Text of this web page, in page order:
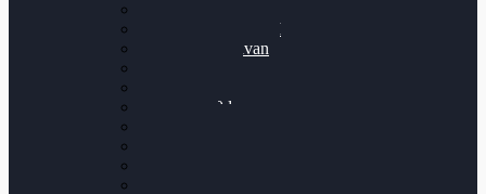
VW Passat 2.0TDI
VW T6 Multivan
BMW 120d